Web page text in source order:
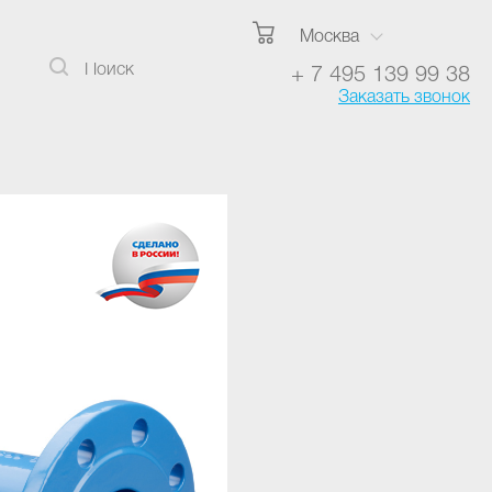
Москва
+ 7 495 139 99 38
Заказать звонок